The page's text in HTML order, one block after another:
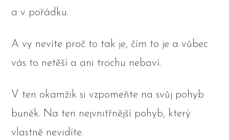
a v pořádku.
A vy nevíte proč to tak je, čím to je a vůbec
vás to netěší a ani trochu nebaví.
V ten okamžik si vzpomeňte na svůj pohyb
buněk. Na ten nejvnitřnější pohyb, který
vlastně nevidíte.